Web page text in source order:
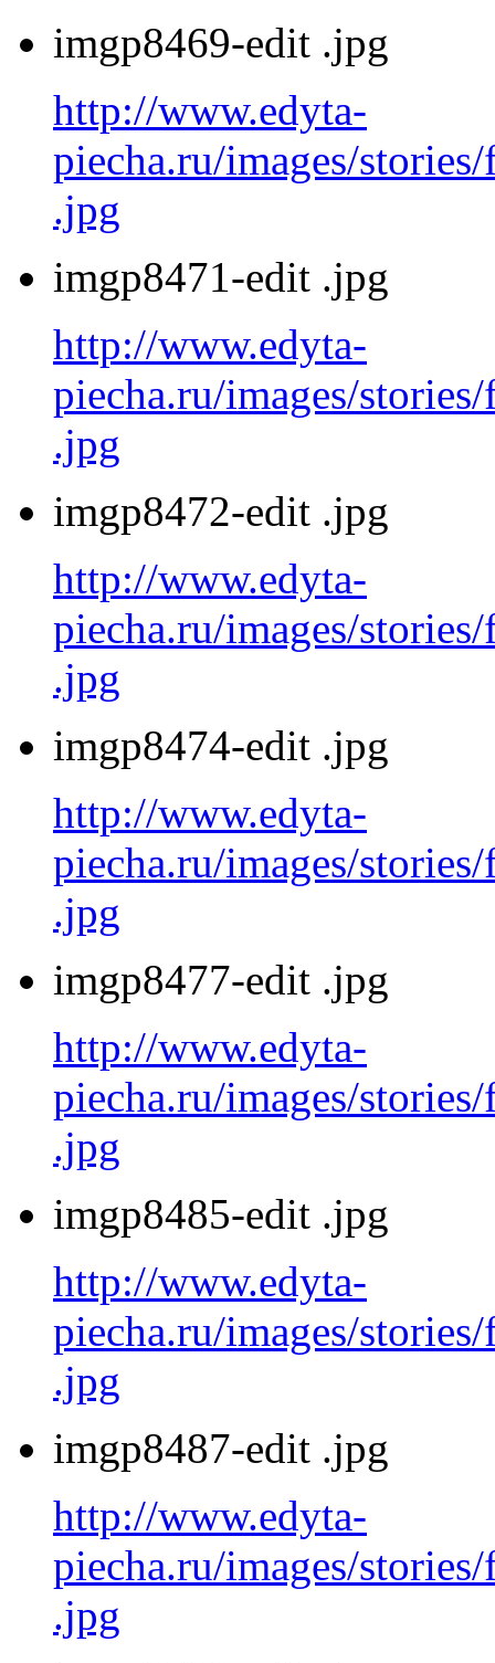
imgp8469-edit .jpg
http://www.edyta-
piecha.ru/images/
.jpg
imgp8471-edit .jpg
http://www.edyta-
piecha.ru/images/
.jpg
imgp8472-edit .jpg
http://www.edyta-
piecha.ru/images/
.jpg
imgp8474-edit .jpg
http://www.edyta-
piecha.ru/images/
.jpg
imgp8477-edit .jpg
http://www.edyta-
piecha.ru/images/
.jpg
imgp8485-edit .jpg
http://www.edyta-
piecha.ru/images/
.jpg
imgp8487-edit .jpg
http://www.edyta-
piecha.ru/images/
.jpg